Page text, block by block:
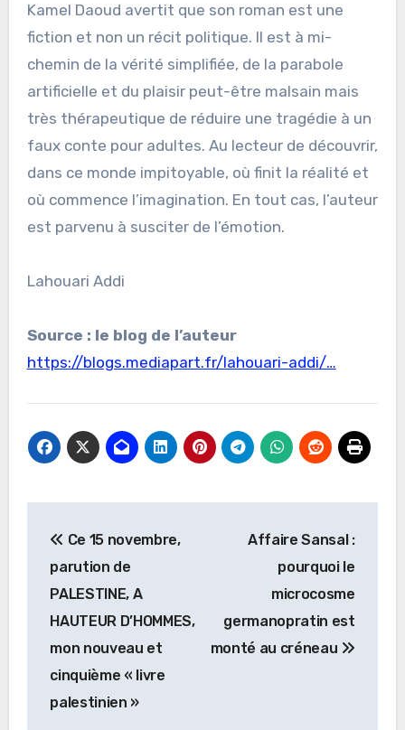
Kamel Daoud avertit que son roman est une
fiction et non un récit politique. Il est à mi-
chemin de la vérité simplifiée, de la parabole
artificielle et du plaisir peut-être malsain mais
très thérapeutique de réduire une tragédie à un
faux conte pour adultes. Au lecteur de découvrir,
dans ce monde impitoyable, où finit la réalité et
où commence l’imagination. En tout cas, l’auteur
est parvenu à susciter de l’émotion.
Lahouari Addi
Source : le blog de l’auteur
https://blogs.mediapart.fr/lahouari-addi/…
de
l’article
Ce 15 novembre,
parution de
PALESTINE, A
HAUTEUR D’HOMMES,
mon nouveau et
cinquième « livre
palestinien »
Affaire Sansal :
pourquoi le
microcosme
germanopratin est
monté au créneau